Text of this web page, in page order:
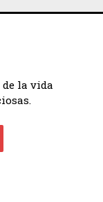
la vida